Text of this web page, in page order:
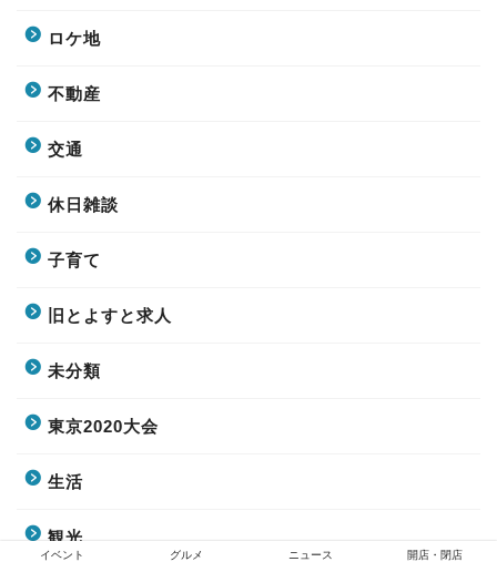
ロケ地
不動産
交通
休日雑談
子育て
旧とよすと求人
未分類
東京2020大会
生活
観光
イベント グルメ ニュース 開店・閉店